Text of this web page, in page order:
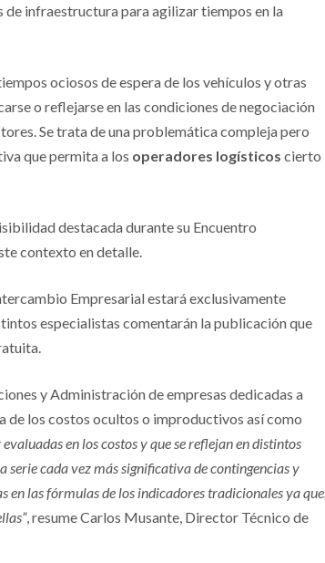
de infraestructura para agilizar tiempos en la
ociosos de espera de los vehículos y otras
o reflejarse en las condiciones de negociación
Se trata de una problemática compleja pero
que permita a los operadores logísticos cierto
destacada durante su Encuentro
contexto en detalle.
Empresarial estará exclusivamente
especialistas comentarán la publicación que
y Administración de empresas dedicadas a
los costos ocultos o improductivos así como
en los costos y que se reflejan en distintos
cada vez más significativa de contingencias y
las fórmulas de los indicadores tradicionales ya que,
, resume Carlos Musante, Director Técnico de